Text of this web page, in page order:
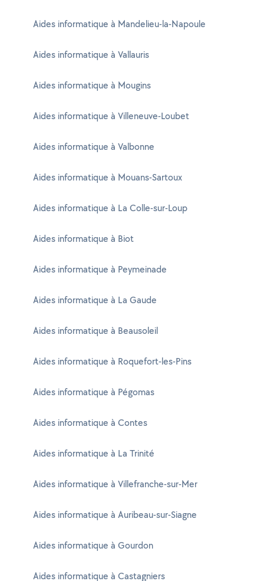
Aides informatique à Mandelieu-la-Napoule
Aides informatique à Vallauris
Aides informatique à Mougins
Aides informatique à Villeneuve-Loubet
Aides informatique à Valbonne
Aides informatique à Mouans-Sartoux
Aides informatique à La Colle-sur-Loup
Aides informatique à Biot
Aides informatique à Peymeinade
Aides informatique à La Gaude
Aides informatique à Beausoleil
Aides informatique à Roquefort-les-Pins
Aides informatique à Pégomas
Aides informatique à Contes
Aides informatique à La Trinité
Aides informatique à Villefranche-sur-Mer
Aides informatique à Auribeau-sur-Siagne
Aides informatique à Gourdon
Aides informatique à Castagniers